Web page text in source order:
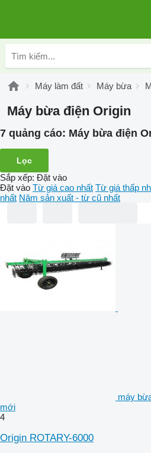
Máy làm đất Máy bừa
Máy bừa điện Origin
7 quảng cáo: Máy bừa điện
Lọc
Sắp xếp: Đặt vào
Đặt vào Từ giá cao nhất Từ giá thấp
nhất Năm sản xuất - từ cũ nhất
máy
mới
4
Origin ROTARY-6000